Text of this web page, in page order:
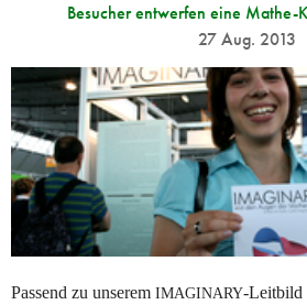
Besucher entwerfen eine Mathe-
27 Aug. 2013
Passend zu unserem IMAGINARY-Leitbild